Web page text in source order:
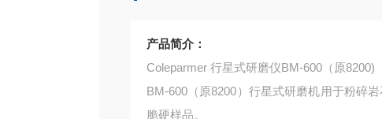
产品简介：
Coleparmer 行星式研磨仪BM-600（原8200)
BM-600（原8200）行星式研磨机用于粉碎
脆硬样品。